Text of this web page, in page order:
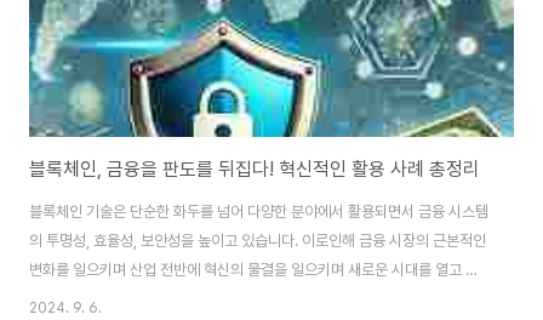
블록체인, 금융을 판도를 뒤집다! 혁신적인 활용 사례 총정리
블록체인 기술은 단순한 화두를 넘어 다양한 분야에서 활용되면서 금융 시스템
의 투명성, 효율성, 보안성을 높이고 있습니다. 이로인해 금융 시장의 근본적인
변화를 일으키며 산업 전반에 혁신의 물결을 일으키며 새로운 시대를 열고 있
습니다. 이번 글에서는 블록체인이 금융 시스템에 어떻게 변화를 가져오는지,
2024. 9. 6.